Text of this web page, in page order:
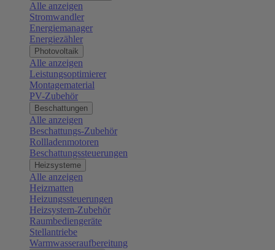
Alle anzeigen
Stromwandler
Energiemanager
Energiezähler
Photovoltaik
Alle anzeigen
Leistungsoptimierer
Montagematerial
PV-Zubehör
Beschattungen
Alle anzeigen
Beschattungs-Zubehör
Rollladenmotoren
Beschattungssteuerungen
Heizsysteme
Alle anzeigen
Heizmatten
Heizungssteuerungen
Heizsystem-Zubehör
Raumbediengeräte
Stellantriebe
Warmwasseraufbereitung